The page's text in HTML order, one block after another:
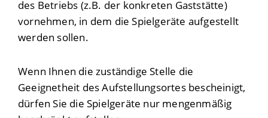
des Betriebs (z.B. der konkreten Gaststätte)
vornehmen, in dem die Spielgeräte aufgestellt
werden sollen.
Wenn Ihnen die zuständige Stelle die
Geeignetheit des Aufstellungsortes bescheinigt,
dürfen Sie die Spielgeräte nur mengenmäßig